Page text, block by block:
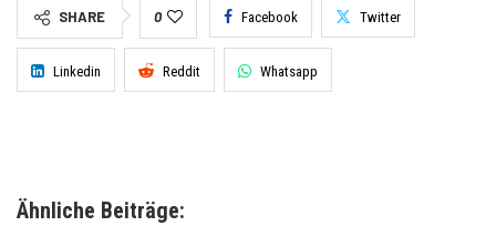
SHARE 0 Facebook Twitter
Linkedin Reddit Whatsapp
Ähnliche Beiträge: